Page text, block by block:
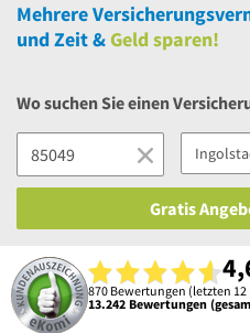
Mehrere
und Zeit &Geld sparen!
Wo suchen Sie einen
Gratis
870 Bewertungen (letzten 12
13.242 Bewertungen